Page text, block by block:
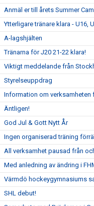
Anmäl er till årets Summer
Ytterligare tränare klara - U16,
A-lagshjälten
Tränarna för J20 21-22 klara!
Viktigt meddelande från
Styrelseuppdrag
Information om verksamheten
Äntligen!
God Jul & Gott Nytt År
Ingen organiserad träning
All verksamhet pausad från
Med anledning av ändring i
Värmdö hockeygymnasiums
SHL debut!